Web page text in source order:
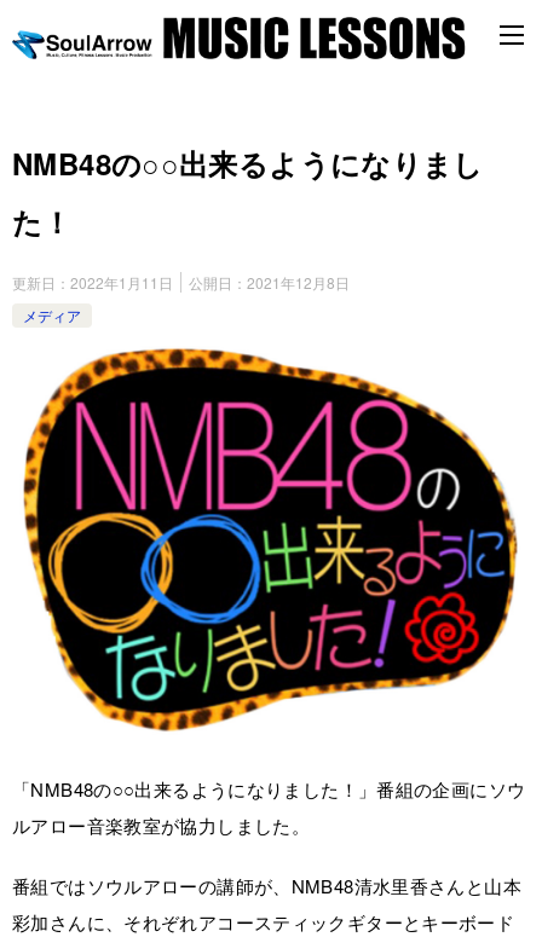
NMB48の○○出来るようになりまし
た！
更新日： 2022年1月11日 公開日： 2021年12月8日
メディア
「NMB48の○○出来るようになりました！」番組の企画にソウ
ルアロー音楽教室が協力しました。
番組ではソウルアローの講師が、NMB48清水里香さんと山本
彩加さんに、それぞれアコースティックギターとキーボード